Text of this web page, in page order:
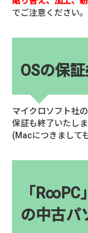
でご注意ください。
OSの保
マイクロソフト社
保証も終了いたしま
(Macにつきまして
「R∞PC
の中古パ